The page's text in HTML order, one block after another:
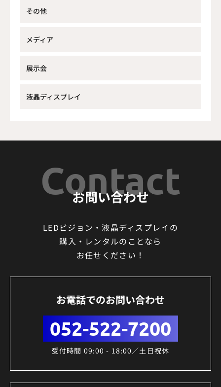
その他
メディア
展示会
液晶ディスプレイ
Contact
お問い合わせ
LEDビジョン・液晶ディスプレイの
購入・レンタルのことなら
お任せください！
お電話でのお問い合わせ
052-522-7200
受付時間 09:00 - 18:00／土日祝休